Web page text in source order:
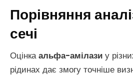
Порівняння
сечі
Оцінкаальфа-амілази у
рідинах дає змогу точніше